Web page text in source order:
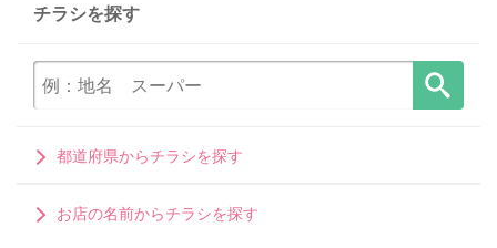
チラシを探す
都道府県からチラシを探す
お店の名前からチラシを探す